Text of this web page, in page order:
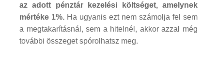
az adott pénztár kezelési költséget, amelynek
mértéke 1%. Ha ugyanis ezt nem számolja fel sem
a megtakarításnál, sem a hitelnél, akkor azzal még
további összeget spórolhatsz meg.